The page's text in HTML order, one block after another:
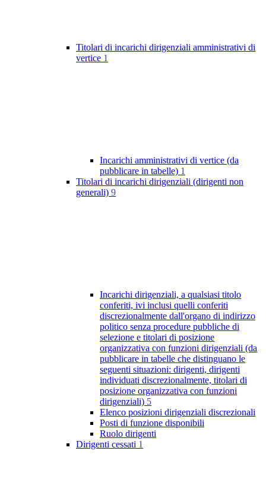
Titolari di incarichi dirigenziali amministrativi di
vertice 1
Incarichi amministrativi di vertice (da
pubblicare in tabelle) 1
Titolari di incarichi dirigenziali (dirigenti non
generali) 9
Incarichi dirigenziali, a qualsiasi titolo
conferiti, ivi inclusi quelli conferiti
discrezionalmente dall'organo di indirizzo
politico senza procedure pubbliche di
selezione e titolari di posizione
organizzativa con funzioni dirigenziali (da
pubblicare in tabelle che distinguano le
seguenti situazioni: dirigenti, dirigenti
individuati discrezionalmente, titolari di
posizione organizzativa con funzioni
dirigenziali) 5
Elenco posizioni dirigenziali discrezionali
Posti di funzione disponibili
Ruolo dirigenti
Dirigenti cessati 1